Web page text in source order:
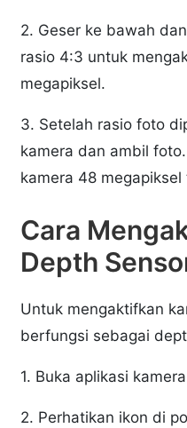
2. Geser ke bawah
rasio 4:3 untuk
megapiksel.
3. Setelah rasio foto
kamera dan ambil
kamera 48
Cara
Depth
Untuk mengaktifkan
berfungsi sebagai
1. Buka aplikasi
2. Perhatikan ikon di